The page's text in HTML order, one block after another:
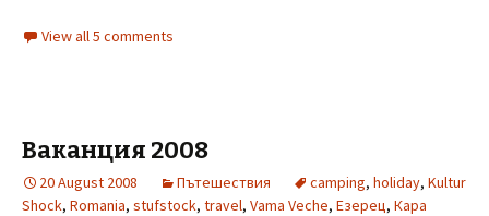
View all 5 comments
Ваканция 2008
20 August 2008 Пътешествия camping, holiday, Kultur
Shock, Romania, stufstock, travel, Vama Veche, Езерец, Кара